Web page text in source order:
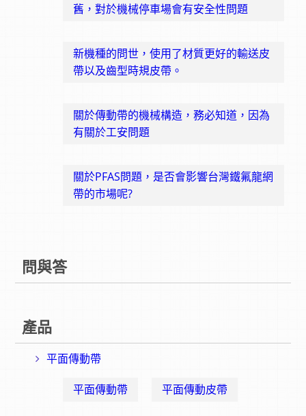
舊，對於機械停車場會有安全性問題
新機種的問世，使用了材質更好的輸送皮
帶以及齒型時規皮帶。
關於傳動帶的機械構造，務必知道，因為
有關於工安問題
關於PFAS問題，是否會影響台灣鐵氟龍網
帶的市場呢?
問與答
產品
平面傳動帶
平面傳動帶 平面傳動皮帶